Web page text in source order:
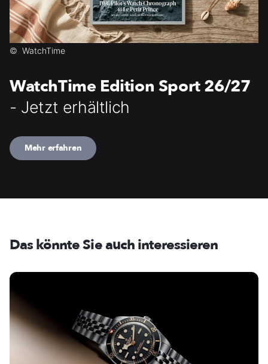
© WatchTime
WatchTime Edition Sport 26/27
- Jetzt erhältlich
Mehr erfahren
Das könnte Sie auch interessieren